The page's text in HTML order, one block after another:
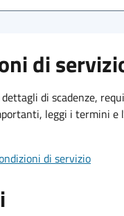
di
dettagli di scadenze,
leggi i termini e
di servizio